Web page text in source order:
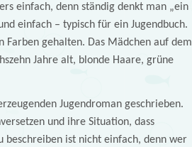
einfach, denn ständig denkt man „ein
einfach – typisch für ein Jugendbuch.
Farben gehalten. Das Mädchen auf dem
Jahre alt, blonde Haare, grüne
Jugendroman geschrieben.
und ihre Situation, dass
beschreiben ist nicht einfach, denn wer